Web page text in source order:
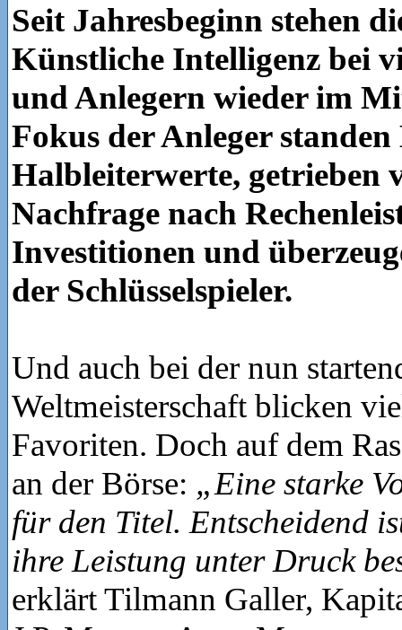
Seit Jahresbeginn stehen
Künstliche Intelligenz bei
und Anlegern wieder im
Fokus der Anleger
Halbleiterwerte, getrieben
Nachfrage nach
Investitionen und
der Schlüsselspieler.
Und auch bei der nun
Weltmeisterschaft blicken
Favoriten. Doch auf dem
an der Börse: „Eine starke
für den Titel. Entscheidend
ihre Leistung unter Druck
erklärt Tilmann Galler,